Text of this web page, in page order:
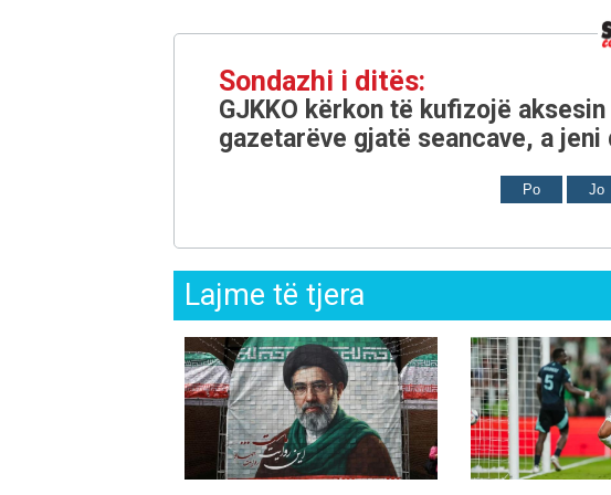
Sondazhi i ditës:
GJKKO kërkon të kufizojë
gazetarëve gjatë seancave, a jeni
Po Jo
Lajme të tjera